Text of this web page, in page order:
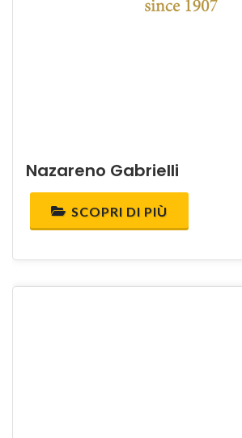
Nazareno Gabrielli
SCOPRI DI PIÙ